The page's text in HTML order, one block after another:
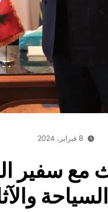
8 فبراير، 2024
مع سفير